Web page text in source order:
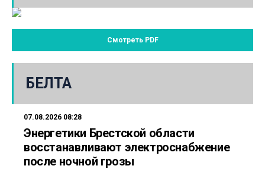
Смотреть PDF
БЕЛТА
07.08.2026 08:28
Энергетики Брестской области
восстанавливают электроснабжение
после ночной грозы